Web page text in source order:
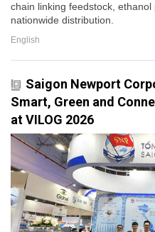
chain linking feedstock,
nationwide distribution.
English
Saigon Newport
Smart, Green and
at VILOG 2026